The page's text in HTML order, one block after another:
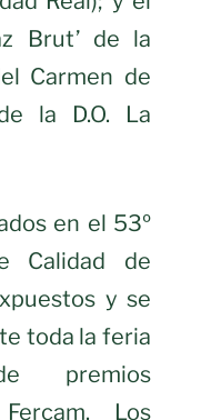
Brut’ de la
Carmen de
la D.O. La
en el 53º
Calidad de
y se
toda la feria
premios
Los